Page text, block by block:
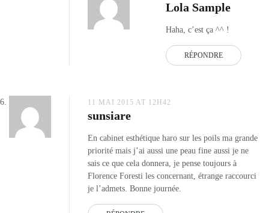
Lola Sample
Haha, c’est ça ^^ !
RÉPONDRE
11 MAI 2015 AT 12H42
sunsiare
En cabinet esthétique haro sur les poils ma grande
priorité mais j’ai aussi une peau fine aussi je ne
sais ce que cela donnera, je pense toujours à
Florence Foresti les concernant, étrange raccourci
je l’admets. Bonne journée.